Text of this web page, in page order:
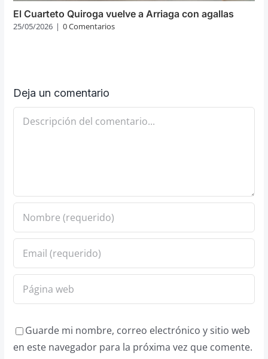
El Cuarteto Quiroga vuelve a Arriaga con agallas
25/05/2026 | 0 Comentarios
Deja un comentario
Comentario
Guarde mi nombre, correo electrónico y sitio web
en este navegador para la próxima vez que comente.